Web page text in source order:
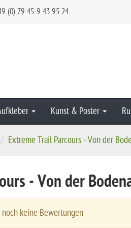
(0) 79 45-9 43 95 24
Kunst & Poster
Extreme Trail Parcours - Von der
- Von der
keine Bewertungen